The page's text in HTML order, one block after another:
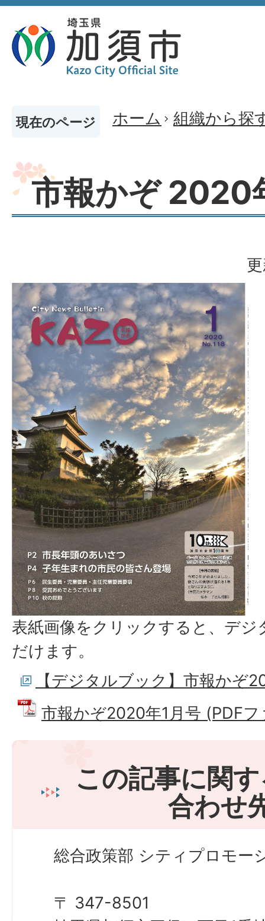
現在のページ ホーム 組織から探
市報かぞ 2020
表紙画像をクリックすると、デ
だけます。
【デジタルブック】市報かぞ
市報かぞ2020年1月号 (PDFフ
この記事に関
合わせ
総合政策部 シティプロモー
〒 347-8501